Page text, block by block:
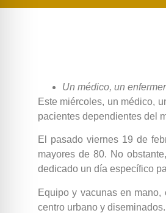
Un médico, un
Este miércoles, un médico,
pacientes dependientes del
El pasado viernes 19 de
mayores de 80. No
dedicado un día específico
Equipo y vacunas en
centro urbano y diseminados.